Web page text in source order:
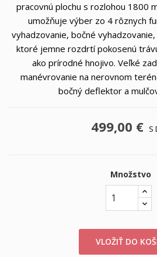
pracovnú plochu s rozlohou 1800
umožňuje výber zo 4 rôznych
vyhadzovanie, bočné
ktoré jemne rozdrtí pokosenú
ako prírodné hnojivo. Veľké
manévrovanie na nerovnom
bočný deflektor a
499,00 € S
Množstvo
VLOŽIŤ DO